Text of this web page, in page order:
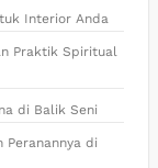
Interior Anda
Praktik Spiritual
di Balik Seni
Peranannya di